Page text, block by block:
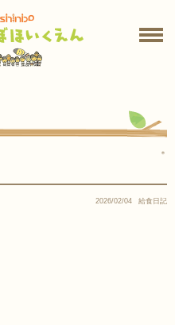
＊
2026/02/04 給食日記